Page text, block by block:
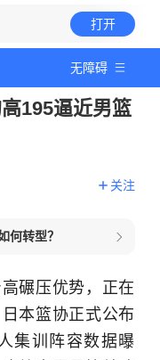
打开
无障碍
195逼近男篮
关注
何转型？
碾压优势，正在
本篮协正式公布
集训阵容数据曝